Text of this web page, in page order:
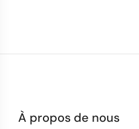
À propos de nous